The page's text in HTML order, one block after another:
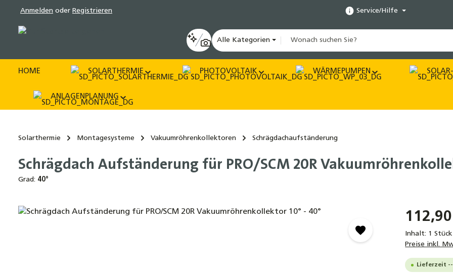
Zur Hauptnavigation springen
Anmelden oder Registrieren Service/Hilfe
Alle Kategorien
HOME SOLARTHERMIE PHOTOVOLTAIK WÄRMEPUMPEN
ANLAGENPLANUNG
Solarthermie Montagesysteme Vakuumröhrenkollektoren Schrägdachaufständerung
Schrägdach Aufständerung für PRO/SCM 20R
Grad: 40°
Bildergalerie überspringen
Inhalt: 1 Stück
Preise inkl.
Lieferzeit --